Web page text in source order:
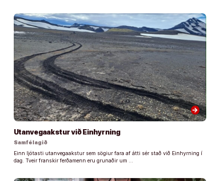
arrow_forward
Utanvegaakstur við Einhyrning
Samfélagið
Einn ljótasti utanvegaakstur sem sögiur fara af átti sér stað við Einhyrning í
dag. Tveir franskir ferðamenn eru grunaðir um …